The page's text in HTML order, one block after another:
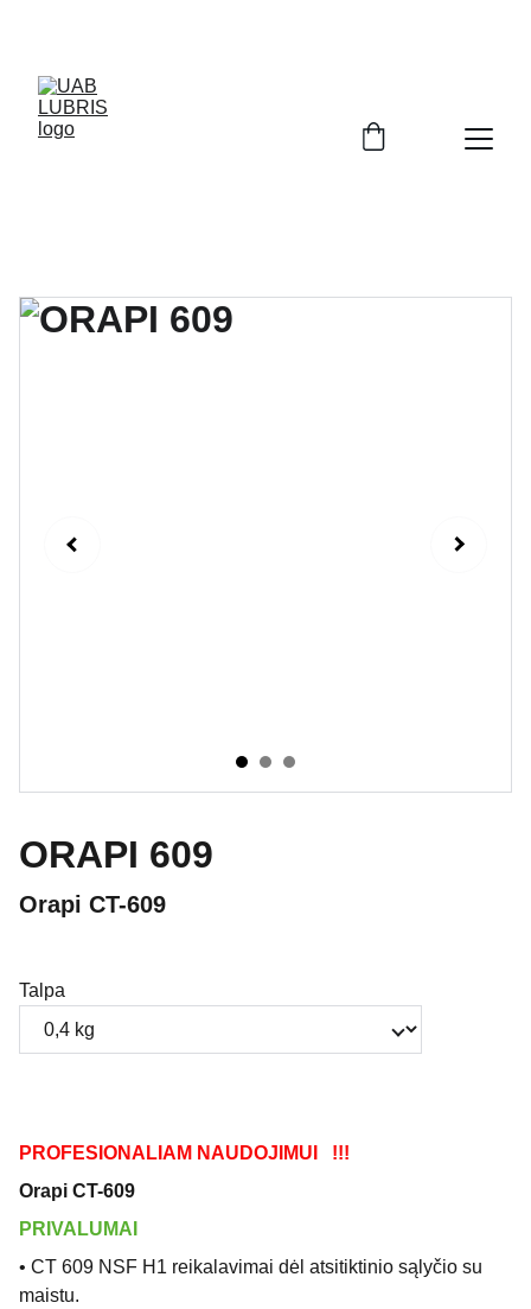
ORAPI 609
Orapi CT-609
Talpa
PROFESIONALIAM NAUDOJIMUI !!!
Orapi CT-609
PRIVALUMAI
• CT 609 NSF H1 reikalavimai dėl atsitiktinio sąlyčio su
maistu.